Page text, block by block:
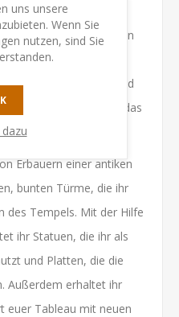
Bauwerk bis zu sieben
du damit die meisten
dein geheimes Ziel und
gewinnst du das
Erbauern einer antiken
bunten Türme, die ihr
des Tempels. Mit der Hilfe
ihr Statuen, die ihr als
und Platten, die die
Außerdem erhaltet ihr
euer Tableau mit neuen
uns unsere
Wenn Sie
nutzen, sind Sie